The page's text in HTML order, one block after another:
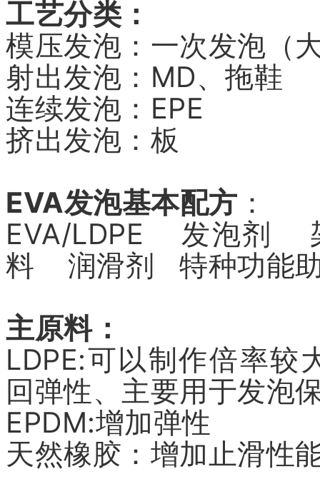
工艺分类：
模压发泡：一次发泡（
射出发泡：MD、拖鞋
连续发泡：EPE
挤出发泡：板
EVA发泡基本配方 ：
EVA/LDPE 发泡
料 润滑剂 特种功能
主原料：
LDPE:可以制作倍率较
回弹性、主要用于发泡
EPDM:增加弹性
天然橡胶：增加止滑性